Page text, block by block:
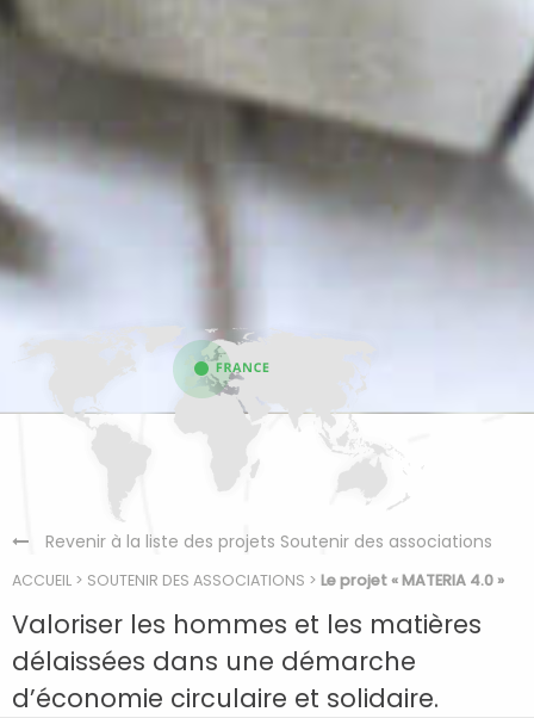
Revenir à la liste des projets Soutenir des associations
ACCUEIL > SOUTENIR DES ASSOCIATIONS > Le projet « MATERIA 4.0 »
Valoriser les hommes et les matières
délaissées dans une démarche
d’économie circulaire et solidaire.